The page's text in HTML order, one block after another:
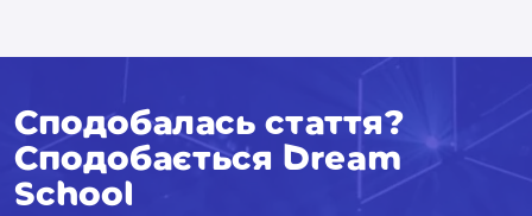
Сподобалась стаття?
Сподобається Dream
School